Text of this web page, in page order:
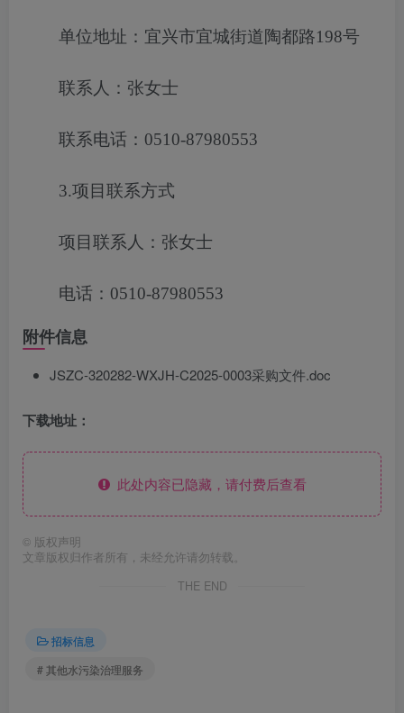
单位地址：宜兴市宜城街道陶都路198号
联系人：张女士
联系电话：0510-87980553
3.项目联系方式
项目联系人：张女士
电话：0510-87980553
附件信息
JSZC-320282-WXJH-C2025-0003采购文件.doc
下载地址：
此处内容已隐藏，请付费后查看
© 版权声明
文章版权归作者所有，未经允许请勿转载。
THE END
招标信息
# 其他水污染治理服务